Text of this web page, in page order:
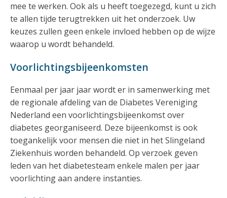
mee te werken. Ook als u heeft toegezegd, kunt u zich
te allen tijde terugtrekken uit het onderzoek. Uw
keuzes zullen geen enkele invloed hebben op de wijze
waarop u wordt behandeld.
Voorlichtingsbijeenkomsten
Eenmaal per jaar jaar wordt er in samenwerking met
de regionale afdeling van de Diabetes Vereniging
Nederland een voorlichtingsbijeenkomst over
diabetes georganiseerd. Deze bijeenkomst is ook
toegankelijk voor mensen die niet in het Slingeland
Ziekenhuis worden behandeld. Op verzoek geven
leden van het diabetesteam enkele malen per jaar
voorlichting aan andere instanties.